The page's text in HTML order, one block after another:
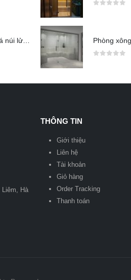
Hà
THÔNG TIN
Giới thiệu
Liên hệ
Tài khoản
Giỏ hàng
Order Tracking
Thanh toán